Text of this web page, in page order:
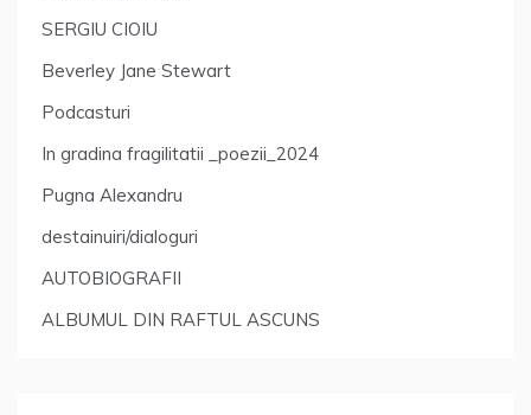
SERGIU CIOIU
Beverley Jane Stewart
Podcasturi
In gradina fragilitatii _poezii_2024
Pugna Alexandru
destainuiri/dialoguri
AUTOBIOGRAFII
ALBUMUL DIN RAFTUL ASCUNS